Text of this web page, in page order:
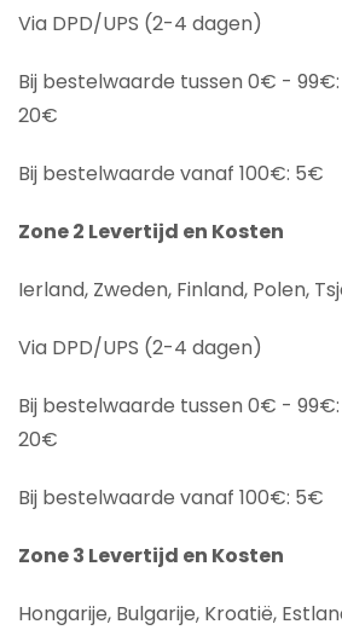
Via DPD/UPS (2-4 dagen)
Bij bestelwaarde tussen 0€ -
20€
Bij bestelwaarde vanaf 100€: 5€
Zone 2 Levertijd en Kosten
Ierland, Zweden, Finland, Polen,
Via DPD/UPS (2-4 dagen)
Bij bestelwaarde tussen 0€ -
20€
Bij bestelwaarde vanaf 100€: 5€
Zone 3 Levertijd en Kosten
Hongarije, Bulgarije, Kroatië,